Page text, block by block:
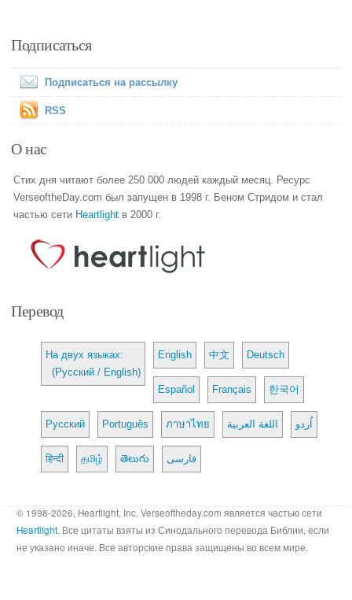
Подписаться
Подписаться на рассылку
RSS
О нас
Стих дня читают более 250 000 людей каждый месяц. Ресурс
VerseoftheDay.com был запущен в 1998 г. Беном Стридом и стал
частью сети Heartlight в 2000 г.
Перевод
На двух языках:
(Русский / English)
English 中文 Deutsch
Español Français 한국어
Русский Português ภาษาไทย اللغة العربية اُردو
हिन्दी தமிழ் తెలుగు فارسی
© 1998-2026, Heartlight, Inc. Verseoftheday.com является частью сети
Heartlight. Все цитаты взяты из Синодального перевода Библии, если
не указано иначе. Все авторские права защищены во всем мире.